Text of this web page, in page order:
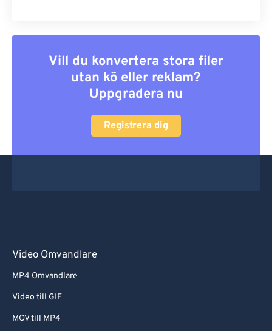
Vill du konvertera stora filer
utan kö eller reklam?
Uppgradera nu
Registrera dig
Video Omvandlare
MP4 Omvandlare
Video till GIF
MOV till MP4